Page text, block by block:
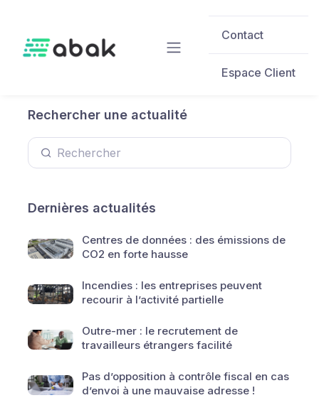
Contact
Espace Client
Rechercher une actualité
Dernières actualités
Centres de données : des émissions de
CO2 en forte hausse
Incendies : les entreprises peuvent
recourir à l’activité partielle
Outre-mer : le recrutement de
travailleurs étrangers facilité
Pas d’opposition à contrôle fiscal en cas
d’envoi à une mauvaise adresse !